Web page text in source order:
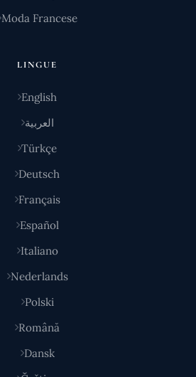
Moda Francese
LINGUE
English
العربية
Türkçe
Deutsch
Français
Español
Italiano
Nederlands
Polski
Română
Dansk